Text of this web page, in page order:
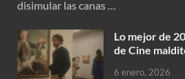
disimular las canas …
Lo mejor de
de Cine
6 enero, 2026